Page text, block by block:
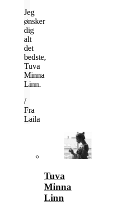
Jeg
ønsker
dig
alt
det
bedste,
Tuva
Minna
Linn.
/
Fra
Laila
Tuva
Minna
Linn